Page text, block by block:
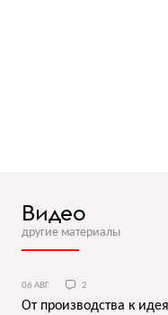
Видео
другие материалы
06 АВГ 2
От производства к